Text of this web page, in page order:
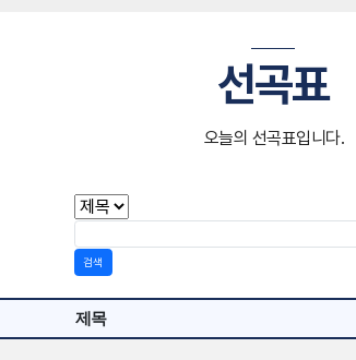
선곡표
오늘의 선곡표입니다.
검색
제목